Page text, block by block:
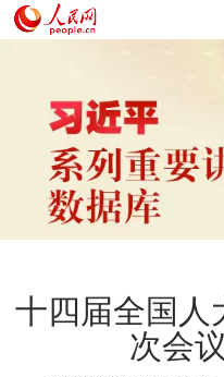
十四届全国人
次会